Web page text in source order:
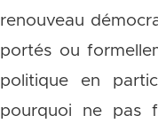
renouveau
portés ou
politique en
pourquoi ne pas